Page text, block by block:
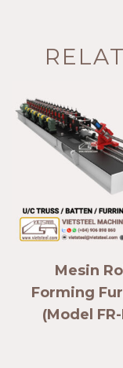
Mesin
Forming
(Model FR-